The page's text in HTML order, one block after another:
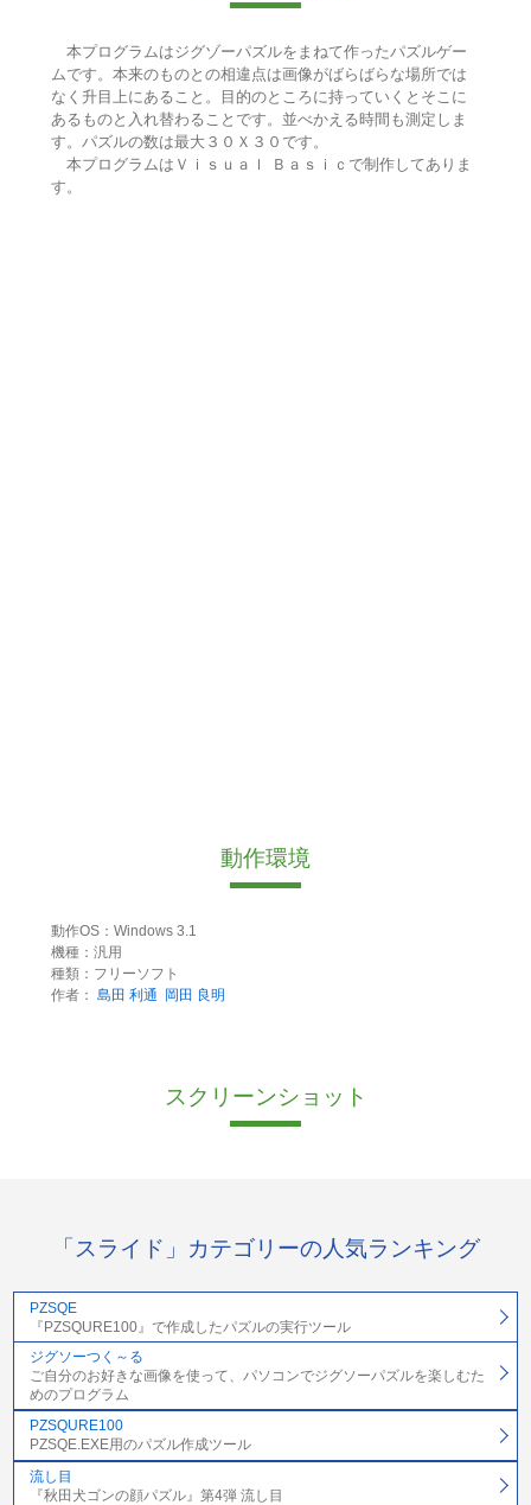
本プログラムはジグゾーパズルをまねて作ったパズルゲー
ムです。本来のものとの相違点は画像がばらばらな場所では
なく升目上にあること。目的のところに持っていくとそこに
あるものと入れ替わることです。並べかえる時間も測定しま
す。パズルの数は最大３０Ｘ３０です。
本プログラムはＶｉｓｕａｌ Ｂａｓｉｃで制作してありま
す。
動作環境
動作OS：Windows 3.1
機種：汎用
種類：フリーソフト
作者： 島田 利通 岡田 良明
スクリーンショット
「スライド」カテゴリーの人気ランキング
PZSQE
『PZSQURE100』で作成したパズルの実行ツール
ジグソーつく～る
ご自分のお好きな画像を使って、パソコンでジグソーパズルを楽しむた
めのプログラム
PZSQURE100
PZSQE.EXE用のパズル作成ツール
流し目
『秋田犬ゴンの顔パズル』第4弾 流し目